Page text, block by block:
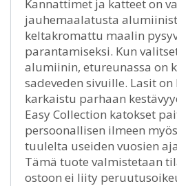
Kannattimet ja katteet on
jauhemaalatusta
keltakromattu maalin
parantamiseksi. Kun
alumiinin, etureunassa on
sadeveden sivuille. Lasit
karkaistu parhaan
Easy Collection katokset
persoonallisen ilmeen
tuulelta useiden vuosien
Tämä tuote valmistetaan
ostoon ei liity